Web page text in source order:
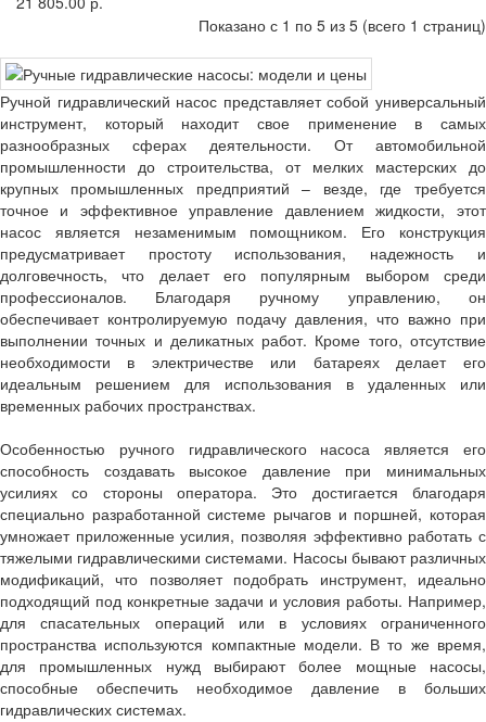
Показано с 1 по 5 из 5 (всего 1 страниц)
Ручной гидравлический насос представляет собой универсальный
инструмент, который находит свое применение в самых
разнообразных сферах деятельности. От автомобильной
промышленности до строительства, от мелких мастерских до
крупных промышленных предприятий – везде, где требуется
точное и эффективное управление давлением жидкости, этот
насос является незаменимым помощником. Его конструкция
предусматривает простоту использования, надежность и
долговечность, что делает его популярным выбором среди
профессионалов. Благодаря ручному управлению, он
обеспечивает контролируемую подачу давления, что важно при
выполнении точных и деликатных работ. Кроме того, отсутствие
необходимости в электричестве или батареях делает его
идеальным решением для использования в удаленных или
временных рабочих пространствах.
Особенностью ручного гидравлического насоса является его
способность создавать высокое давление при минимальных
усилиях со стороны оператора. Это достигается благодаря
специально разработанной системе рычагов и поршней, которая
умножает приложенные усилия, позволяя эффективно работать с
тяжелыми гидравлическими системами. Насосы бывают различных
модификаций, что позволяет подобрать инструмент, идеально
подходящий под конкретные задачи и условия работы. Например,
для спасательных операций или в условиях ограниченного
пространства используются компактные модели. В то же время,
для промышленных нужд выбирают более мощные насосы,
способные обеспечить необходимое давление в больших
гидравлических системах.